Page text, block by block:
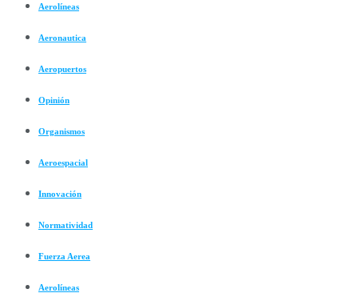
Aerolíneas
Aeronautica
Aeropuertos
Opinión
Organismos
Aeroespacial
Innovación
Normatividad
Fuerza Aerea
Aerolíneas